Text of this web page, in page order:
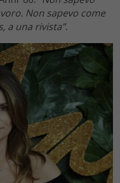
Non sapevo come
a una rivista”.